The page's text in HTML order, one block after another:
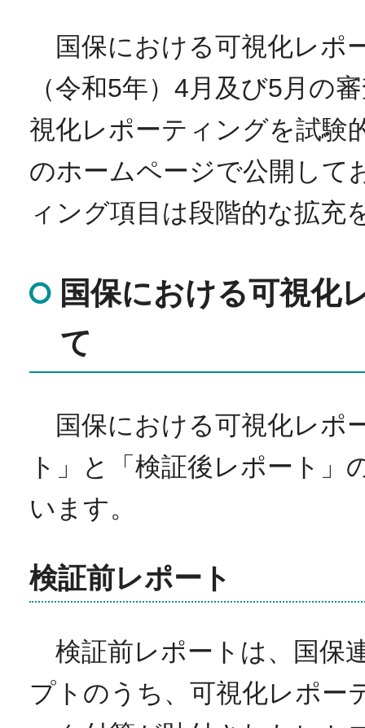
国保における可視化レポ
（令和5年）4月及び5月の
視化レポーティングを試験
のホームページで公開して
ィング項目は段階的な拡充
国保における可視化
て
国保における可視化レポ
ト」と「検証後レポート
います。
検証前レポート
検証前レポートは、国保
プトのうち、可視化レポー